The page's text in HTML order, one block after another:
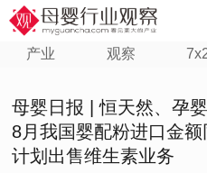
产业 观察
母婴日报 | 恒天然、孕
8月我国婴配粉进口金
计划出售维生素业务